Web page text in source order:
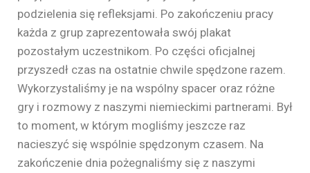
podzielenia się refleksjami. Po zakończeniu pracy
każda z grup zaprezentowała swój plakat
pozostałym uczestnikom. Po części oficjalnej
przyszedł czas na ostatnie chwile spędzone razem.
Wykorzystaliśmy je na wspólny spacer oraz różne
gry i rozmowy z naszymi niemieckimi partnerami. Był
to moment, w którym mogliśmy jeszcze raz
nacieszyć się wspólnie spędzonym czasem. Na
zakończenie dnia pożegnaliśmy się z naszymi